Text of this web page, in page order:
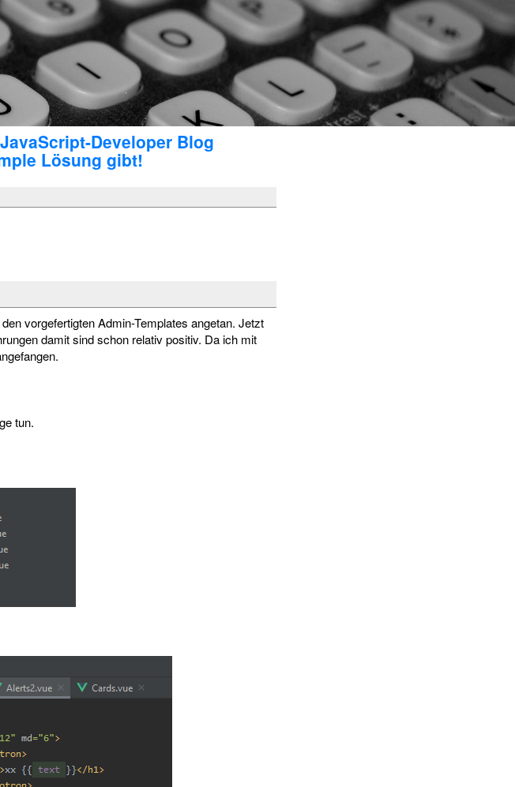
Developer Blog
Lösung gibt!
vorgefertigten Admin-Templates angetan. Jetzt
damit sind schon relativ positiv. Da ich mit
tun.